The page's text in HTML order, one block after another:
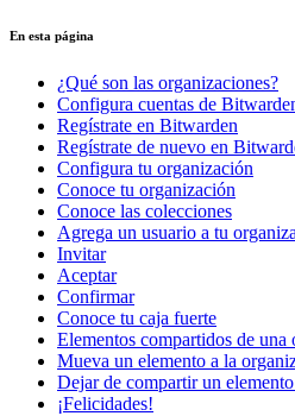
En esta página
¿Qué son las organizaciones?
Configura cuentas de
Regístrate en Bitwarden
Regístrate de nuevo en
Configura tu organización
Conoce tu organización
Conoce las colecciones
Agrega un usuario a tu
Invitar
Aceptar
Confirmar
Conoce tu caja fuerte
Elementos compartidos de una
Mueva un elemento a la
Dejar de compartir un
¡Felicidades!